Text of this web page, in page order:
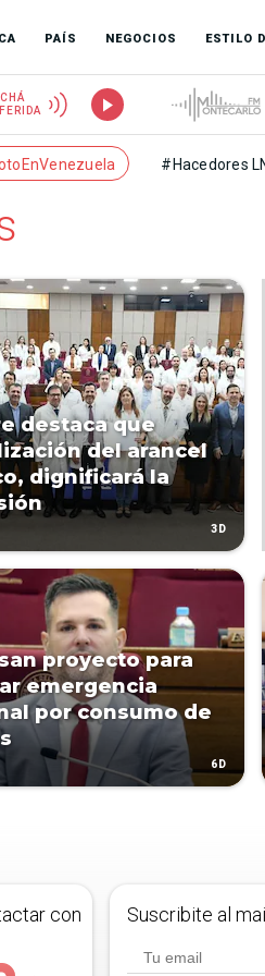
PAÍS NEGOCIOS ESTILO
#Hacedores
destaca que
del arancel
dignificará la
3D
proyecto para
emergencia
por consumo de
6D
con
Suscribite al